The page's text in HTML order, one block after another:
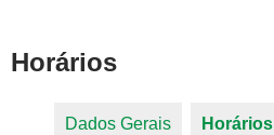
Horários
Dados Gerais Horários